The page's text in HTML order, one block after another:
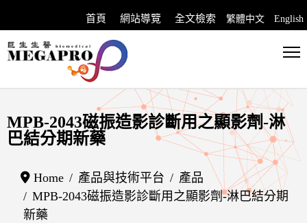
首頁 網站導覽 全文檢索 選擇你的語言
繁體中文 English
MPB-2043磁振造影診斷用之顯影劑-淋
巴結分期新藥
Home 產品與技術平台
產品
MPB-2043磁振造影診斷用之顯影劑-淋巴結分期
新藥